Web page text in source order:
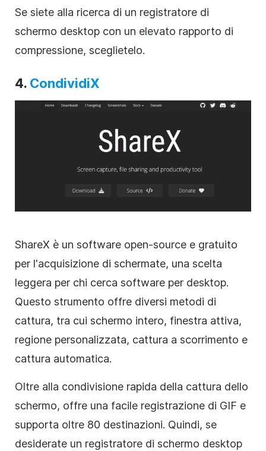
Se siete alla ricerca di un registratore di
schermo desktop con un elevato rapporto di
compressione, sceglietelo.
4. CondividiX
ShareX è un software open-source e gratuito
per l'acquisizione di schermate, una scelta
leggera per chi cerca software per desktop.
Questo strumento offre diversi metodi di
cattura, tra cui schermo intero, finestra attiva,
regione personalizzata, cattura a scorrimento e
cattura automatica.
Oltre alla condivisione rapida della cattura dello
schermo, offre una facile registrazione di GIF e
supporta oltre 80 destinazioni. Quindi, se
desiderate un registratore di schermo desktop